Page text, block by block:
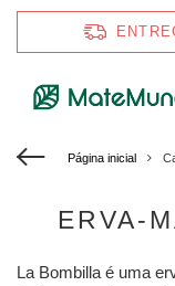
Página inicial
ERVA-
La Bombilla é uma